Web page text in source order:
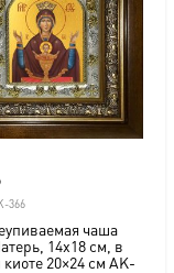
366
чаша
14х18 см, в
киоте 20×24 см AK-